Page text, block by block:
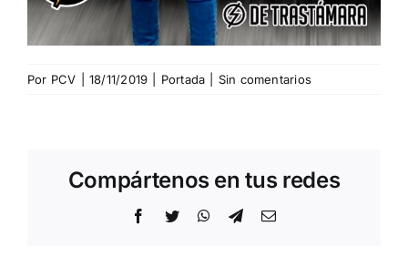
Por PCV 18/11/2019 Portada Sin comentarios
Compártenos en tus redes
Facebook
Twitter WhatsApp
TelegramCorreo